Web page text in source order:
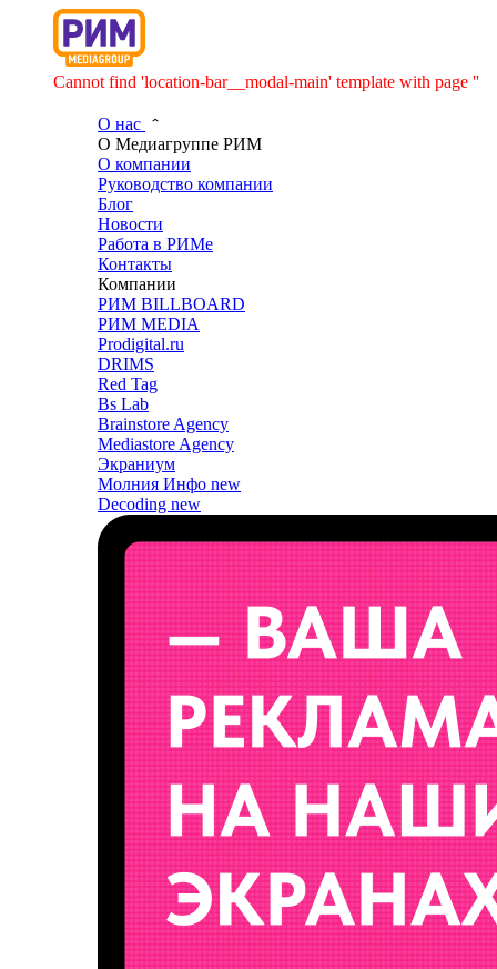
Cannot find 'location-bar__modal-main' template with page ''
О нас
О Медиагруппе РИМ
О компании
Руководство компании
Блог
Новости
Работа в РИМе
Контакты
Компании
РИМ BILLBOARD
РИМ MEDIA
Prodigital.ru
DRIMS
Red Tag
Bs Lab
Brainstore Agency
Mediastore Agency
Экраниум
Молния Инфо new
Decoding new